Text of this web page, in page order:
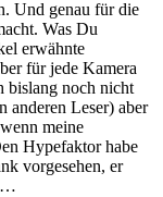
Und genau für die
Was Du
erwähnte
für jede Kamera
bislang noch nicht
anderen Leser) aber
meine
Hypefaktor habe
vorgesehen, er